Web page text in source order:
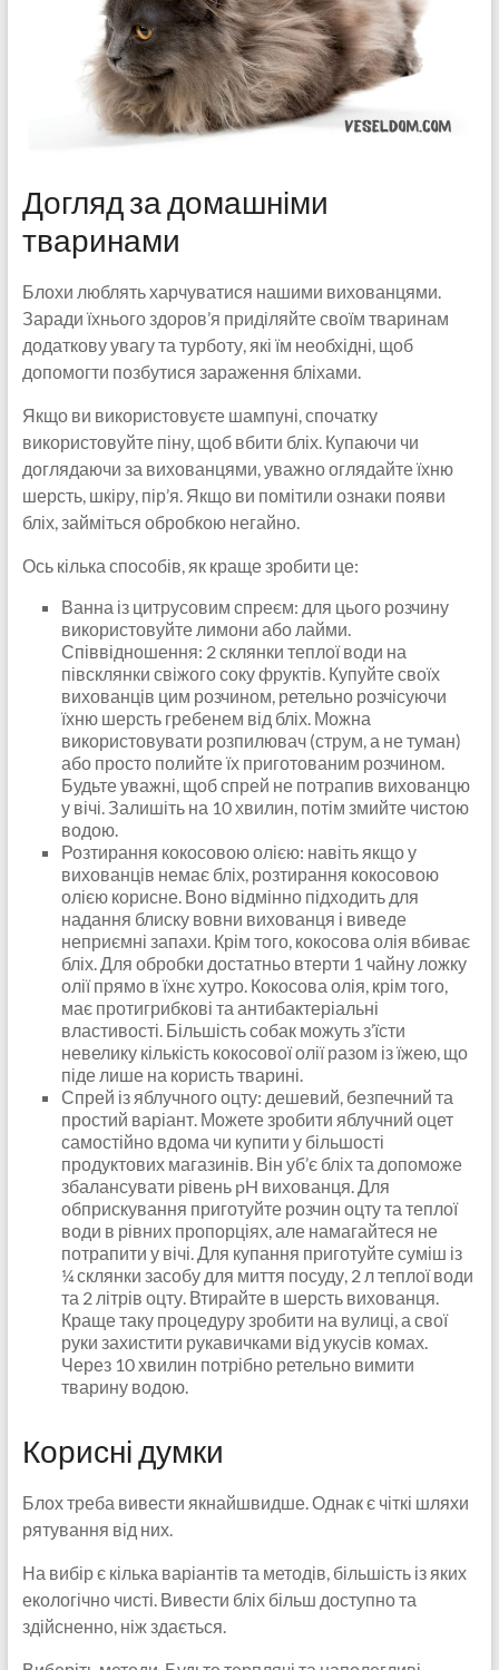
Догляд за домашніми
тваринами
Блохи люблять харчуватися нашими вихованцями.
Заради їхнього здоров’я приділяйте своїм тваринам
додаткову увагу та турботу, які їм необхідні, щоб
допомогти позбутися зараження бліхами.
Якщо ви використовуєте шампуні, спочатку
використовуйте піну, щоб вбити бліх. Купаючи чи
доглядаючи за вихованцями, уважно оглядайте їхню
шерсть, шкіру, пір’я. Якщо ви помітили ознаки появи
бліх, займіться обробкою негайно.
Ось кілька способів, як краще зробити це:
Ванна із цитрусовим спреєм: для цього розчину
використовуйте лимони або лайми.
Співвідношення: 2 склянки теплої води на
півсклянки свіжого соку фруктів. Купуйте своїх
вихованців цим розчином, ретельно розчісуючи
їхню шерсть гребенем від бліх. Можна
використовувати розпилювач (струм, а не туман)
або просто полийте їх приготованим розчином.
Будьте уважні, щоб спрей не потрапив вихованцю
у вічі. Залишіть на 10 хвилин, потім змийте чистою
водою.
Розтирання кокосовою олією: навіть якщо у
вихованців немає бліх, розтирання кокосовою
олією корисне. Воно відмінно підходить для
надання блиску вовни вихованця і виведе
неприємні запахи. Крім того, кокосова олія вбиває
бліх. Для обробки достатньо втерти 1 чайну ложку
олії прямо в їхнє хутро. Кокосова олія, крім того,
має протигрибкові та антибактеріальні
властивості. Більшість собак можуть з’їсти
невелику кількість кокосової олії разом із їжею, що
піде лише на користь тварині.
Спрей із яблучного оцту: дешевий, безпечний та
простий варіант. Можете зробити яблучний оцет
самостійно вдома чи купити у більшості
продуктових магазинів. Він уб’є бліх та допоможе
збалансувати рівень pH вихованця. Для
обприскування приготуйте розчин оцту та теплої
води в рівних пропорціях, але намагайтеся не
потрапити у вічі. Для купання приготуйте суміш із
¼ склянки засобу для миття посуду, 2 л теплої води
та 2 літрів оцту. Втирайте в шерсть вихованця.
Краще таку процедуру зробити на вулиці, а свої
руки захистити рукавичками від укусів комах.
Через 10 хвилин потрібно ретельно вимити
тварину водою.
Корисні думки
Блох треба вивести якнайшвидше. Однак є чіткі шляхи
рятування від них.
На вибір є кілька варіантів та методів, більшість із яких
екологічно чисті. Вивести бліх більш доступно та
здійсненно, ніж здається.